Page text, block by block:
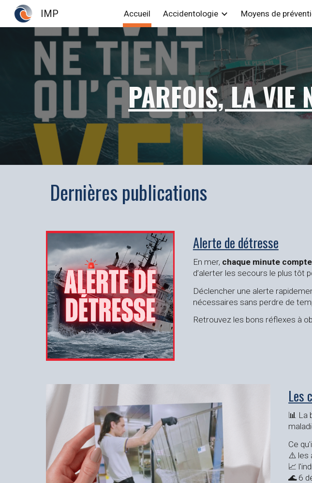
Skip to main content
IMP Accueil Accidentologie Moyens de
PARFOIS, LA VIE
Dernières publications
Alerte de détresse
En mer, chaque minute compte
d’alerter les secours le plus tôt
Déclencher une alerte
nécessaires sans perdre de
Retrouvez les bons réflexes à
Les
📊 La
Ce
⚠️ les
📈
🌊 6